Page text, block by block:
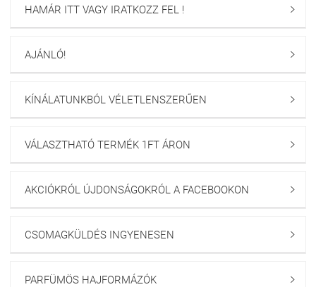
HAMÁR ITT VAGY IRATKOZZ FEL ! 
AJÁNLÓ! 
KÍNÁLATUNKBÓL VÉLETLENSZERŰEN 
VÁLASZTHATÓ TERMÉK 1FT ÁRON 
AKCIÓKRÓL ÚJDONSÁGOKRÓL A FACEBOOKON 
CSOMAGKÜLDÉS INGYENESEN 
PARFÜMÖS HAJFORMÁZÓK 